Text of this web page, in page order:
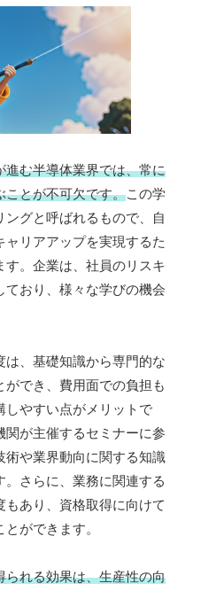
進む半導体業界では、常に
ことが不可欠です。この学
グと呼ばれるもので、自
リアアップを実現するた
す。企業は、社員のリスキ
ており、様々な学びの機会
は、基礎知識から専門的な
ができ、費用面での負担も
しやすい点がメリットで
関が主催するセミナーに参
術や業界動向に関する知識
。さらに、業務に関連する
もあり、資格取得に向けて
ができます。
られる効果は、生産性の向